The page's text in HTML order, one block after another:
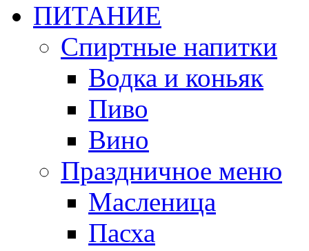
ПИТАНИЕ
Спиртные напитки
Водка и коньяк
Пиво
Вино
Праздничное меню
Масленица
Пасха